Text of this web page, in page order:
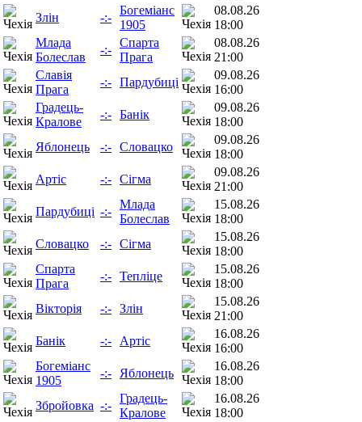
Злін
-:-
Богеміанс
1905
08.08.26
18:00
Млада
Болеслав
-:-
Спарта
Прага
08.08.26
21:00
Славія
Прага
-:- Пардубиці
09.08.26
16:00
Градець-
Кралове
-:- Банік
09.08.26
18:00
Яблонець
-:- Словацко
09.08.26
18:00
Артіс
-:- Сігма
09.08.26
21:00
Пардубиці -:-
Млада
Болеслав
15.08.26
18:00
Словацко
-:- Сігма
15.08.26
18:00
Спарта
Прага
-:- Тепліце
15.08.26
18:00
Вікторія
-:- Злін
15.08.26
21:00
Банік
-:- Артіс
16.08.26
16:00
Богеміанс
1905
-:- Яблонець
16.08.26
18:00
Збройовка -:-
Градець-
Кралове
16.08.26
18:00